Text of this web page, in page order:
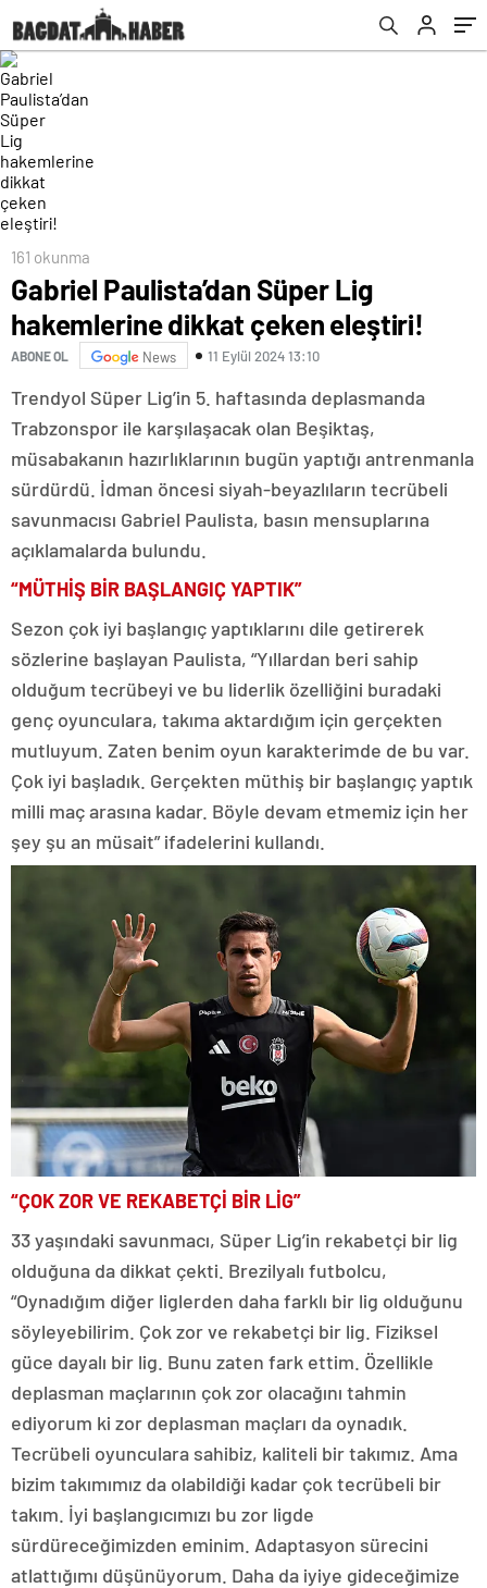
161 okunma
Gabriel Paulista’dan Süper Lig
hakemlerine dikkat çeken eleştiri!
ABONE OL News 11 Eylül 2024 13:10
Trendyol Süper Lig’in 5. haftasında deplasmanda
Trabzonspor ile karşılaşacak olan Beşiktaş,
müsabakanın hazırlıklarının bugün yaptığı antrenmanla
sürdürdü. İdman öncesi siyah-beyazlıların tecrübeli
savunmacısı Gabriel Paulista, basın mensuplarına
açıklamalarda bulundu.
“MÜTHİŞ BİR BAŞLANGIÇ YAPTIK”
Sezon çok iyi başlangıç yaptıklarını dile getirerek
sözlerine başlayan Paulista, “Yıllardan beri sahip
olduğum tecrübeyi ve bu liderlik özelliğini buradaki
genç oyunculara, takıma aktardığım için gerçekten
mutluyum. Zaten benim oyun karakterimde de bu var.
Çok iyi başladık. Gerçekten müthiş bir başlangıç yaptık
milli maç arasına kadar. Böyle devam etmemiz için her
şey şu an müsait” ifadelerini kullandı.
“ÇOK ZOR VE REKABETÇİ BİR LİG”
33 yaşındaki savunmacı, Süper Lig’in rekabetçi bir lig
olduğuna da dikkat çekti. Brezilyalı futbolcu,
“Oynadığım diğer liglerden daha farklı bir lig olduğunu
söyleyebilirim. Çok zor ve rekabetçi bir lig. Fiziksel
güce dayalı bir lig. Bunu zaten fark ettim. Özellikle
deplasman maçlarının çok zor olacağını tahmin
ediyorum ki zor deplasman maçları da oynadık.
Tecrübeli oyunculara sahibiz, kaliteli bir takımız. Ama
bizim takımımız da olabildiği kadar çok tecrübeli bir
takım. İyi başlangıcımızı bu zor ligde
sürdüreceğimizden eminim. Adaptasyon sürecini
atlattığımı düşünüyorum. Daha da iyiye gideceğimize
RamosSüper Lig devine geliyor: Resmi
teklif…